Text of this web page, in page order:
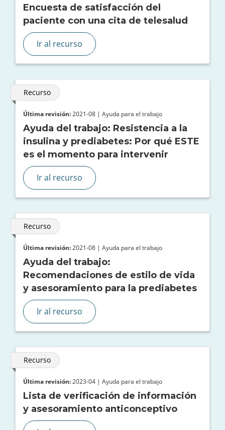
Encuesta de satisfacción del
paciente con una cita de telesalud
Ir al recurso
Recurso
Última revisión: 2021-08 | Ayuda para el trabajo
Ayuda del trabajo: Resistencia a la
insulina y prediabetes: Por qué ESTE
es el momento para intervenir
Ir al recurso
Recurso
Última revisión: 2021-08 | Ayuda para el trabajo
Ayuda del trabajo:
Recomendaciones de estilo de vida
y asesoramiento para la prediabetes
Ir al recurso
Recurso
Última revisión: 2023-04 | Ayuda para el trabajo
Lista de verificación de información
y asesoramiento anticonceptivo